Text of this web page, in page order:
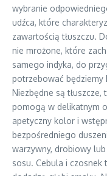
wybranie
udźca, które
zawartością tłuszczu.
nie mrożone, które
samego indyka, do
potrzebować
Niezbędne są
pomogą w delikatnym
apetyczny kolor i
bezpośredniego
warzywny, drobiowy
sosu. Cebula i